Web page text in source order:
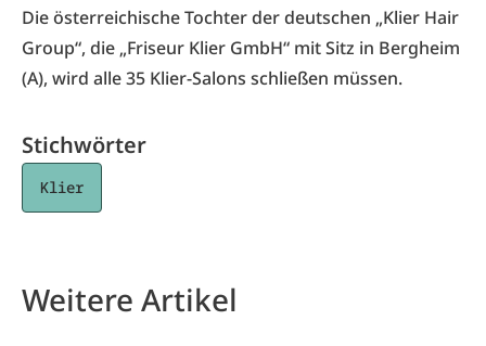
Die österreichische Tochter der deutschen „Klier Hair
Group“, die „Friseur Klier GmbH“ mit Sitz in Bergheim
(A), wird alle 35 Klier-Salons schließen müssen.
Stichwörter
Klier
Weitere Artikel